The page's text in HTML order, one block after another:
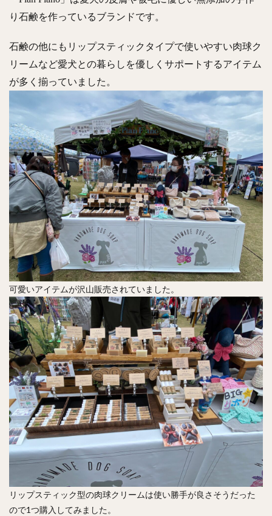
り石鹸を作っているブランドです。
石鹸の他にもリップスティックタイプで使いやすい肉球ク
リームなど愛犬との暮らしを優しくサポートするアイテム
が多く揃っていました。
可愛いアイテムが沢山販売されていました。
リップスティック型の肉球クリームは使い勝手が良さそうだった
ので1つ購入してみました。